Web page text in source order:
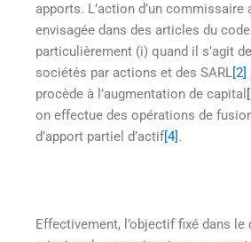
apports. L’action d’un commissaire
envisagée dans des articles du
particulièrement (i) quand il s’agit
sociétés par actions et des SARL[2]
procède à l’augmentation de capital
on effectue des opérations de
d’apport partiel d’actif[4].
Effectivement, l’objectif fixé dans le